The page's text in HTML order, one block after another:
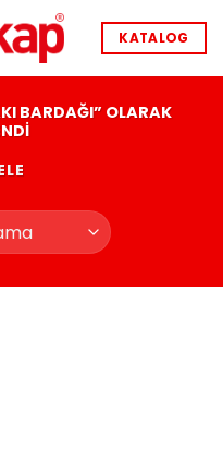
KATALOG
BARDAĞI” OLARAK